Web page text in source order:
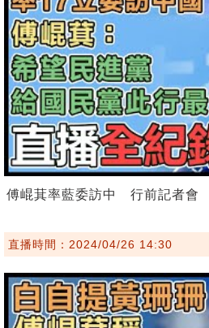
傅崐萁率藍委訪中 行前記者會
直播時間：2024/04/26 14:30